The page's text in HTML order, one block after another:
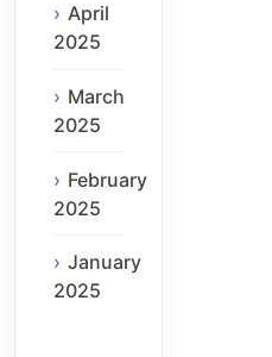
April
2025
March
2025
February
2025
January
2025